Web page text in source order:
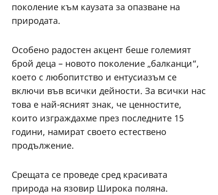
поколение към каузата за опазване на
природата.
Особено радостен акцент беше големият
брой деца – новото поколение „балканци“,
което с любопитство и ентусиазъм се
включи във всички дейности. За всички нас
това е най-ясният знак, че ценностите,
които изграждахме през последните 15
години, намират своето естествено
продължение.
Срещата се проведе сред красивата
природа на язовир Широка поляна.